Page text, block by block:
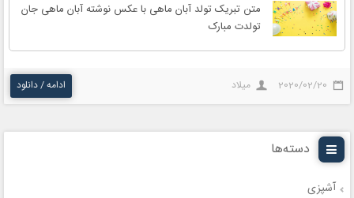
متن تبریک تولد آبان ماهی با عکس نوشته آبان ماهی جان
تولدت مبارک
2020/02/20 میلاد ادامه / دانلود
دسته‌ها
آشپزی